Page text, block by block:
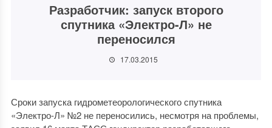
Разработчик: запуск второго
спутника «Электро-Л» не
переносился
17.03.2015
Сроки запуска гидрометеорологического спутника
«Электро-Л» №2 не переносились, несмотря на проблемы,